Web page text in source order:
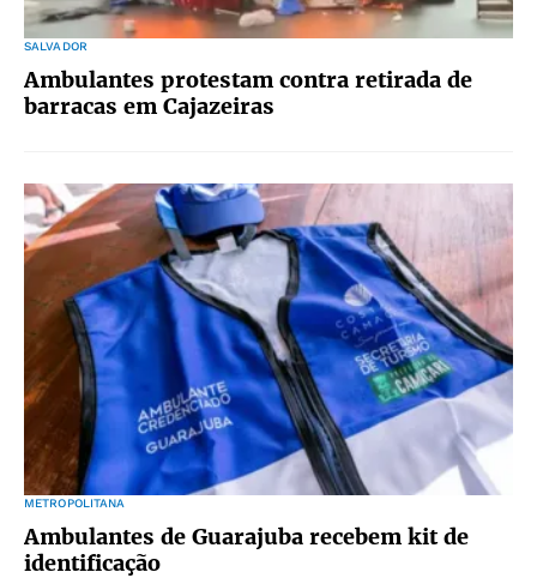
SALVADOR
Ambulantes protestam contra retirada de
barracas em Cajazeiras
METROPOLITANA
Ambulantes de Guarajuba recebem kit de
identificação